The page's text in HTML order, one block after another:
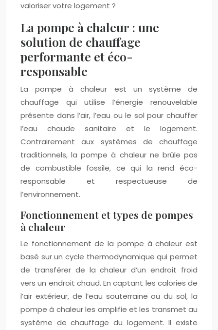
valoriser votre logement ?
La pompe à chaleur : une
solution de chauffage
performante et éco-
responsable
La pompe à chaleur est un système de
chauffage qui utilise l’énergie renouvelable
présente dans l’air, l’eau ou le sol pour chauffer
l’eau chaude sanitaire et le logement.
Contrairement aux systèmes de chauffage
traditionnels, la pompe à chaleur ne brûle pas
de combustible fossile, ce qui la rend éco-
responsable et respectueuse de
l’environnement.
Fonctionnement et types de pompes
à chaleur
Le fonctionnement de la pompe à chaleur est
basé sur un cycle thermodynamique qui permet
de transférer de la chaleur d’un endroit froid
vers un endroit chaud. En captant les calories de
l’air extérieur, de l’eau souterraine ou du sol, la
pompe à chaleur les amplifie et les transmet au
système de chauffage du logement. Il existe